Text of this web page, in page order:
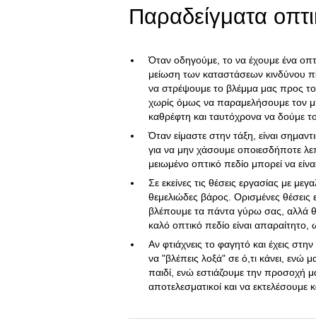
Παραδείγματα
Όταν οδηγούμε, το να έχουμε ένα
μείωση των καταστάσεων κινδύνου
να στρέψουμε το βλέμμα μας προς
χωρίς όμως να παραμελήσουμε τον
καθρέφτη και ταυτόχρονα να δούμε
Όταν είμαστε στην τάξη, είναι
για να μην χάσουμε οποιεσδήποτε
μειωμένο οπτικό πεδίο μπορεί να
Σε εκείνες τις θέσεις εργασίας με
θεμελιώδες βάρος. Ορισμένες
βλέπουμε τα πάντα γύρω σας, αλλά
καλό οπτικό πεδίο είναι απαραίτητο,
Αν φτιάχνεις το φαγητό και έχεις
να "βλέπεις λοξά" σε ό,τι κάνει, ενώ
παιδί, ενώ εστιάζουμε την προσοχή
αποτελεσματικοί και να εκτελέσουμε